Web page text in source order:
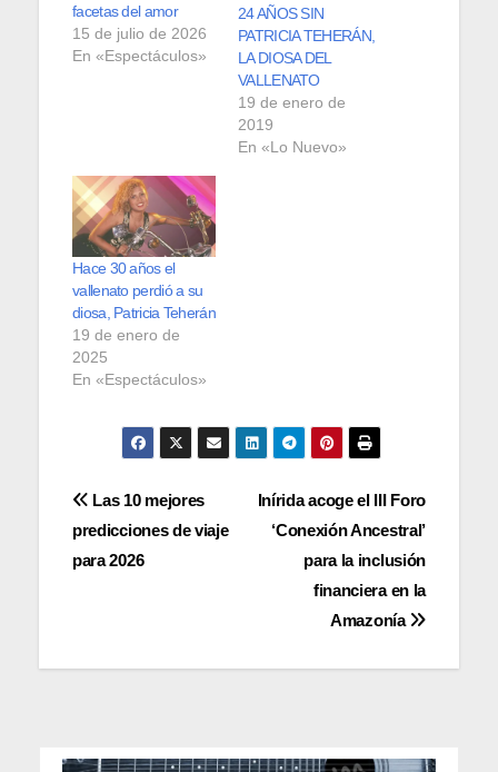
facetas del amor
15 de julio de 2026
En «Espectáculos»
24 AÑOS SIN
PATRICIA TEHERÁN,
LA DIOSA DEL
VALLENATO
19 de enero de
2019
En «Lo Nuevo»
Hace 30 años el
vallenato perdió a su
diosa, Patricia Teherán
19 de enero de
2025
En «Espectáculos»
Navegación
de
Inírida acoge el III Foro
‘Conexión Ancestral’
para la inclusión
financiera en la
Amazonía
Las 10 mejores
predicciones de viaje
para 2026